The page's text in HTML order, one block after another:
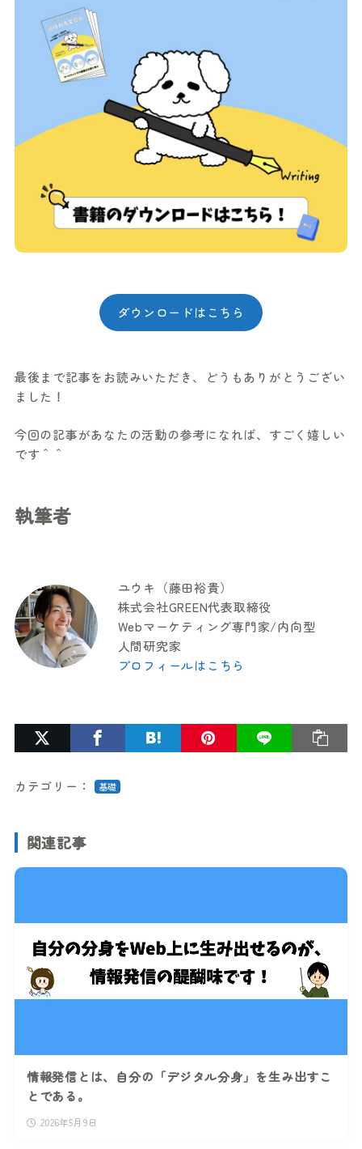
ダウンロードはこちら
最後まで記事をお読みいただき、どうもありがとうござい
ました！
今回の記事があなたの活動の参考になれば、すごく嬉しい
です＾＾
執筆者
ユウキ（藤田裕貴）
株式会社GREEN代表取締役
Webマーケティング専門家/内向型
人間研究家
プロフィールはこちら
カテゴリー： 基礎
関連記事
情報発信とは、自分の「デジタル分身」を生み出すこ
とである。
2026年5月9日